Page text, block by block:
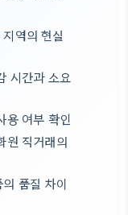
역의 현실
시간과 소요
용 여부 확인
원 직거래의
품질 차이